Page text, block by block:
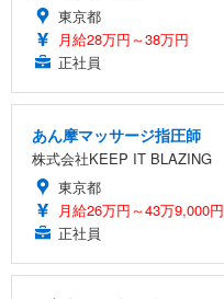
東京都
月給28万円～38万円
正社員
あん摩マッサージ指圧師
株式会社KEEP IT BLAZING
東京都
月給26万円～43万9,000円
正社員